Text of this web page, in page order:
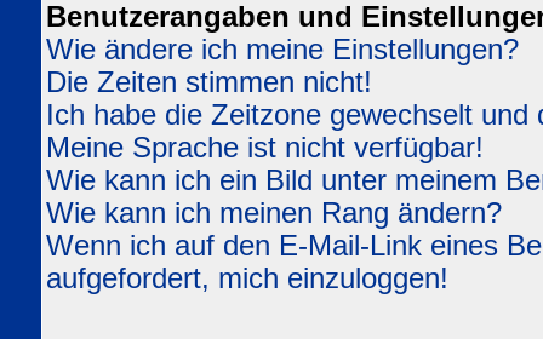
Benutzerangaben und
Wie ändere ich meine Einstellungen?
Die Zeiten stimmen nicht!
Ich habe die Zeitzone gewechselt
Meine Sprache ist nicht verfügbar!
Wie kann ich ein Bild unter meinem
Wie kann ich meinen Rang ändern?
Wenn ich auf den E-Mail-Link eines
aufgefordert, mich einzuloggen!